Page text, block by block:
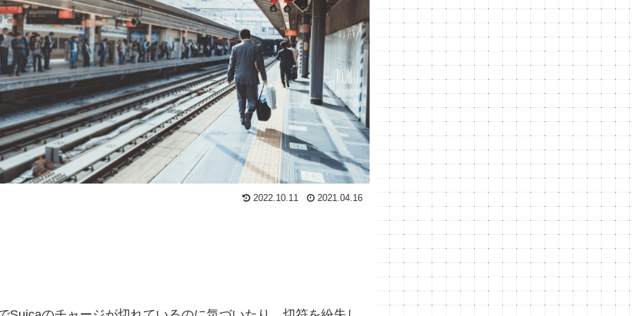
2022.10.11 2021.04.16